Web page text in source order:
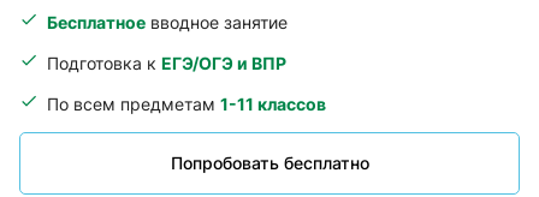
Бесплатное вводное занятие
Подготовка к ЕГЭ/ОГЭ и ВПР
По всем предметам 1-11 классов
Попробовать бесплатно